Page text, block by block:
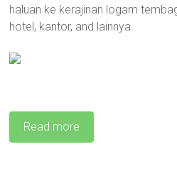
haluan ke kerajinan logam
hotel, kantor, and lainnya.
Read more